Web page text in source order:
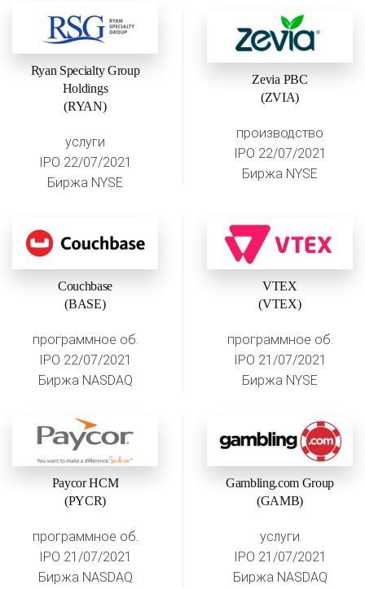
Ryan Specialty Group
Holdings
(RYAN)
услуги
IPO 22/07/2021
Биржа NYSE
Zevia PBC
(ZVIA)
производство
IPO 22/07/2021
Биржа NYSE
Couchbase
(BASE)
программное об.
IPO 22/07/2021
Биржа NASDAQ
VTEX
(VTEX)
программное об.
IPO 21/07/2021
Биржа NYSE
Paycor HCM
(PYCR)
программное об.
IPO 21/07/2021
Биржа NASDAQ
Gambling.com Group
(GAMB)
услуги
IPO 21/07/2021
Биржа NASDAQ